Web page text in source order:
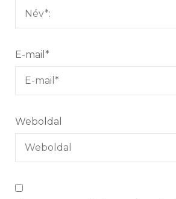
E-mail *
Weboldal